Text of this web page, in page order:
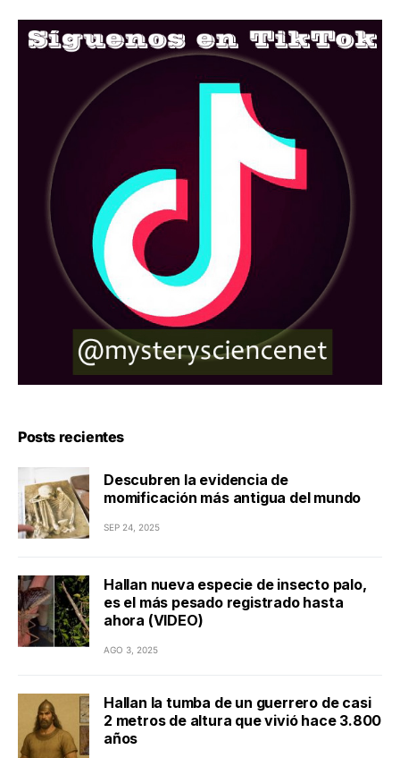
Posts recientes
Descubren la evidencia de
momificación más antigua del mundo
SEP 24, 2025
Hallan nueva especie de insecto palo,
es el más pesado registrado hasta
ahora (VIDEO)
AGO 3, 2025
Hallan la tumba de un guerrero de casi
2 metros de altura que vivió hace 3.800
años